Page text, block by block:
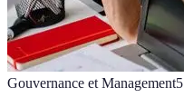
Gouvernance et Management5